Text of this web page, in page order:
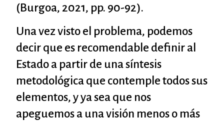
(Burgoa, 2021, pp. 90-92).
Una vez visto el problema, podemos
decir que es recomendable definir al
Estado a partir de una síntesis
metodológica que contemple todos sus
elementos, y ya sea que nos
apeguemos a una visión menos o más